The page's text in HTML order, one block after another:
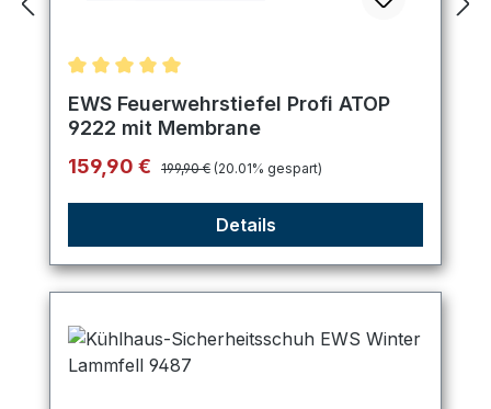
Durchschnittliche Bewertung von 5 von 5 Sternen
EWS Feuerwehrstiefel Profi ATOP
9222 mit Membrane
Verkaufspreis:
159,90 € Regulärer Preis:
199,90 € (20.01% gespart)
Details